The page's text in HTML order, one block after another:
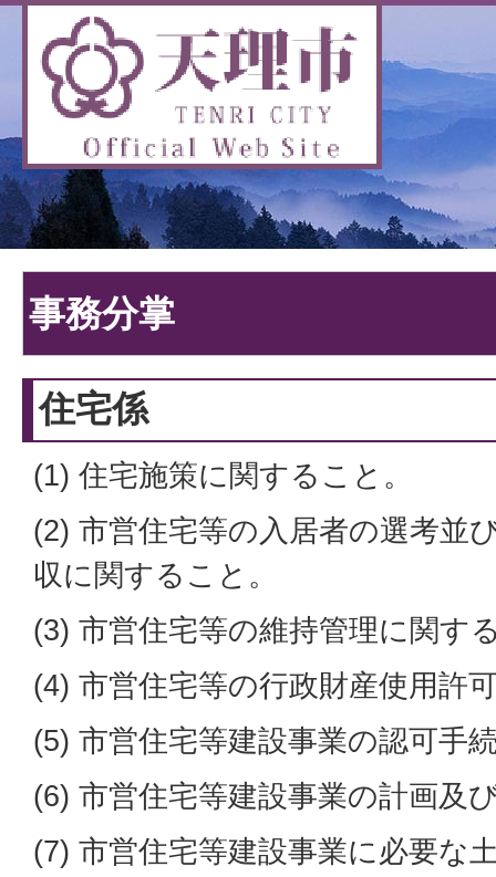
事務分掌
住宅係
(1) 住宅施策に関すること。
(2) 市営住宅等の入居者の選考並
収に関すること。
(3) 市営住宅等の維持管理に関す
(4) 市営住宅等の行政財産使用許
(5) 市営住宅等建設事業の認可手
(6) 市営住宅等建設事業の計画及
(7) 市営住宅等建設事業に必要な